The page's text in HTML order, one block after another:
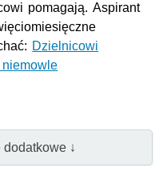
pomagają. Aspirant
Dzielnicowi
dodatkowe ↓